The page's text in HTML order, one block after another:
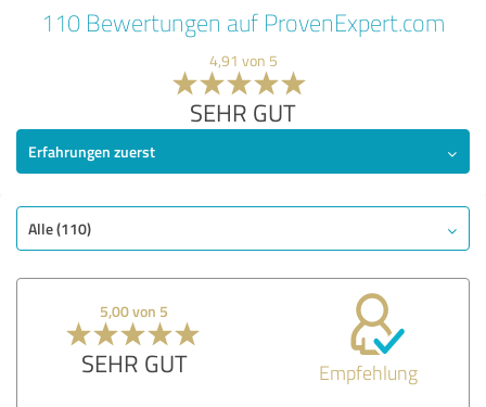
110 Bewertungen auf ProvenExpert.com
4,91 von 5
SEHR GUT
Erfahrungen zuerst
Alle (110)
5,00 von 5
SEHR GUT Empfehlung